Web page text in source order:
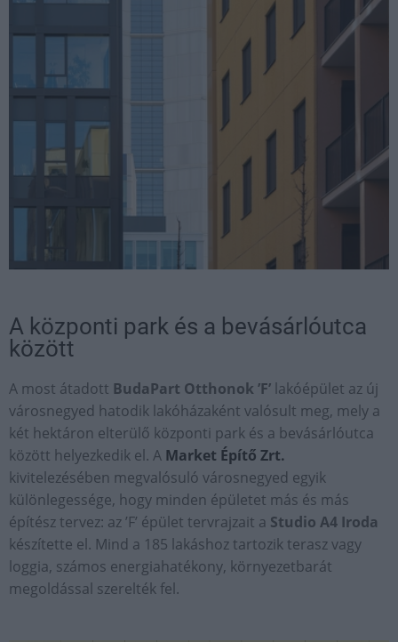
A központi park és a bevásárlóutca
között
A most átadott BudaPart Otthonok ’F’ lakóépület az új
városnegyed hatodik lakóházaként valósult meg, mely a
két hektáron elterülő központi park és a bevásárlóutca
között helyezkedik el. A Market Építő Zrt.
kivitelezésében megvalósuló városnegyed egyik
különlegessége, hogy minden épületet más és más
építész tervez: az ’F’ épület tervrajzait a Studio A4 Iroda
készítette el. Mind a 185 lakáshoz tartozik terasz vagy
loggia, számos energiahatékony, környezetbarát
megoldással szerelték fel.